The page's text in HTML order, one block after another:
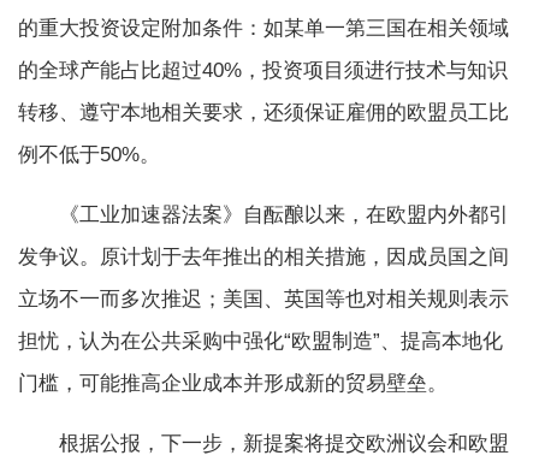
的重大投资设定附加条件：如某单一第三国在相关领域
的全球产能占比超过40%，投资项目须进行技术与知识
转移、遵守本地相关要求，还须保证雇佣的欧盟员工比
例不低于50%。
《工业加速器法案》自酝酿以来，在欧盟内外都引
发争议。原计划于去年推出的相关措施，因成员国之间
立场不一而多次推迟；美国、英国等也对相关规则表示
担忧，认为在公共采购中强化“欧盟制造”、提高本地化
门槛，可能推高企业成本并形成新的贸易壁垒。
根据公报，下一步，新提案将提交欧洲议会和欧盟